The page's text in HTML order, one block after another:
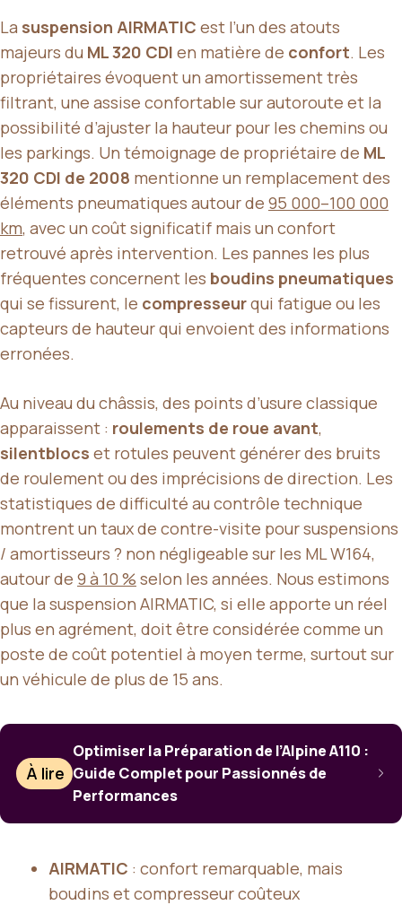
La suspension AIRMATIC est l’un des atouts
majeurs du ML 320 CDI en matière de confort. Les
propriétaires évoquent un amortissement très
filtrant, une assise confortable sur autoroute et la
possibilité d’ajuster la hauteur pour les chemins ou
les parkings. Un témoignage de propriétaire de ML
320 CDI de 2008 mentionne un remplacement des
éléments pneumatiques autour de 95 000–100 000
km, avec un coût significatif mais un confort
retrouvé après intervention. Les pannes les plus
fréquentes concernent les boudins pneumatiques
qui se fissurent, le compresseurqui fatigue ou les
capteurs de hauteur qui envoient des informations
erronées.
Au niveau du châssis, des points d’usure classique
apparaissent : roulements de roue avant,
silentblocs et rotules peuvent générer des bruits
de roulement ou des imprécisions de direction. Les
statistiques de difficulté au contrôle technique
montrent un taux de contre-visite pour suspensions
/ amortisseurs ? non négligeable sur les ML W164,
autour de 9 à 10 % selon les années. Nous estimons
que la suspension AIRMATIC, si elle apporte un réel
plus en agrément, doit être considérée comme un
poste de coût potentiel à moyen terme, surtout sur
un véhicule de plus de 15 ans.
À lire
Optimiser la Préparation de l’Alpine A110 :
Guide Complet pour Passionnés de
Performances
AIRMATIC : confort remarquable, mais
boudins et compresseur coûteux